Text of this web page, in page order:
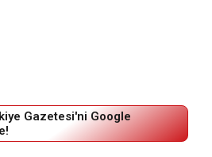
Gazetesi'ni Google